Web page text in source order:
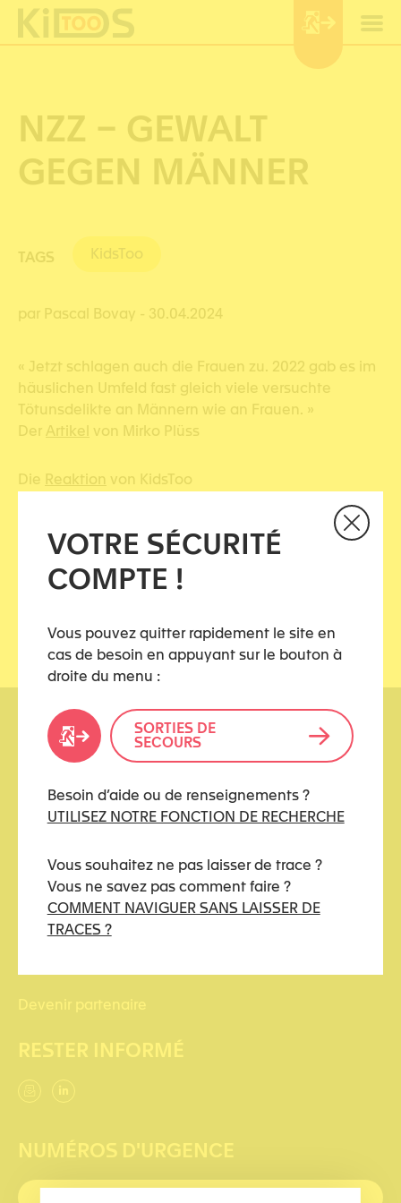
VOTRE SÉCURITÉ
COMPTE !
Vous pouvez quitter rapidement le site en
cas de besoin en appuyant sur le bouton à
droite du menu :
SORTIES DE
SECOURS
Besoin d’aide ou de renseignements ?
UTILISEZ NOTRE FONCTION DE RECHERCHE
Vous souhaitez ne pas laisser de trace ?
Vous ne savez pas comment faire ?
COMMENT NAVIGUER SANS LAISSER DE
TRACES ?
NZZ – GEWALT
GEGEN MÄNNER
TAGS KidsToo
par Pascal Bovay - 30.04.2024
« Jetzt schlagen auch die Frauen zu. 2022 gab es im
häuslichen Umfeld fast gleich viele versuchte
Tötunsdelikte an Männern wie an Frauen. »
Der Artikel von Mirko Plüss
Die Reaktion von KidsToo
Partagez cet article
LIENS UTILES
Comment naviguer sans laisser de traces ?
Devenir partenaire
RESTER INFORMÉ
NUMÉROS D'URGENCE
Panneau de gestion des cookies